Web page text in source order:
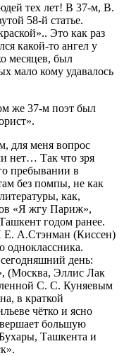
тех лет! В 37-м, В.
58-й статье.
Это как раз
какой-то ангел у
месяцев, был
мало кому удавалось
же 37-м поэт был
для меня вопрос
нет… Так что зря
пребывании в
без помпы, не как
как,
«Я жгу Париж»,
годом ранее.
Е. А.Стэнман (Киссен)
одноклассника.
день:
(Москва, Эллис Лак
С. С. Куняевым
в краткой
чётко и ясно
большую
Ташкента и